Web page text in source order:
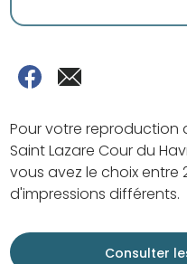
Pour votre reproduction
Saint Lazare Cour du
vous avez le choix entre
d'impressions différents.
Consulter